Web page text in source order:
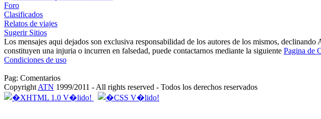
Foro
Clasificados
Relatos de viajes
Sugerir Sitios
Los mensajes aqui dejados son exclusiva responsabilidad de los autores de los mismos,
constituyen una injuria o incurren en falsedad, puede contactarnos mediante la siguiente Pagina de
Condiciones de uso
Pag: Comentarios
Copyright ATN 1999/2011 - All rights reserved - Todos los derechos reservados